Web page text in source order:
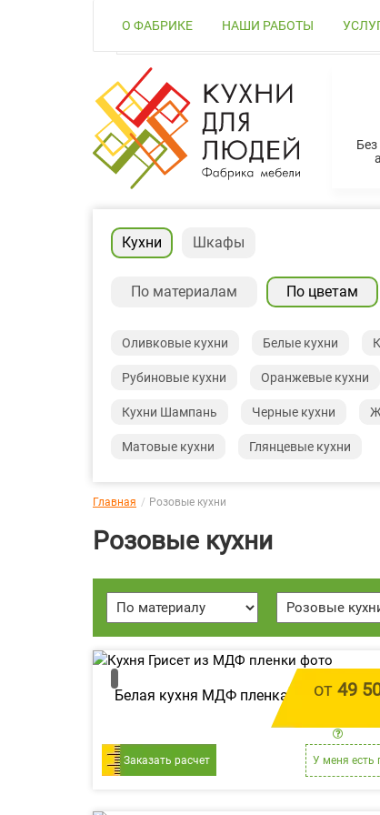
О ФАБРИКЕ НАШИ РАБОТЫ
Кухни Шкафы
По материалам По цветам
Оливковые кухни Белые кухни
Рубиновые кухни Оранжевые кухни
Кухни Шампань Черные кухни
Матовые кухни Глянцевые кухни
Главная Розовые кухни
Розовые кухни
от 49
Белая кухня МДФ пленка «Грисет»
Заказать расчет У меня есть